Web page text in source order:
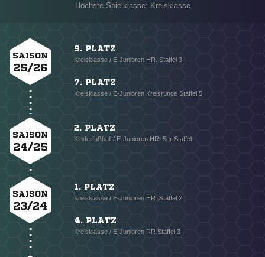
Höchste Spielklasse: Kreisklasse
SAISON
25/26
9. PLATZ
Kreisklasse / E-Junioren HR. Staffel 3
7. PLATZ
Kreisklasse / E-Junioren Kreisrunde Staffel 5
SAISON
24/25
2. PLATZ
Kinderfußball / E-Junioren HR. 5er Staffel
SAISON
23/24
1. PLATZ
Kreisklasse / E-Junioren HR. Staffel 2
4. PLATZ
Kreisklasse / E-Junioren RR Staffel 3